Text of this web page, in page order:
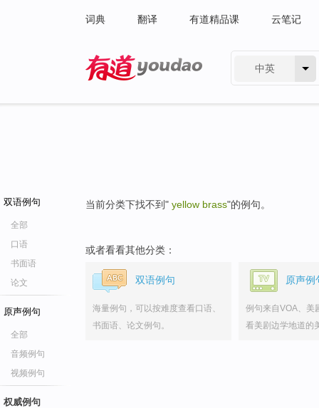
词典 翻译 有道精品课 云笔记
中英
双语例句
全部
口语
书面语
论文
原声例句
全部
音频例句
视频例句
权威例句
当前分类下找不到" yellow brass"的例句。
或者看看其他分类：
双语例句
海量例句，可以按难度查看口语、
书面语、论文例句。
原声例
例句来自VOA、美
看美剧边学地道的